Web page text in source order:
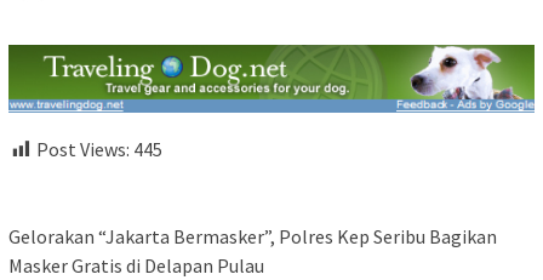
Post Views: 445
Gelorakan “Jakarta Bermasker”, Polres Kep Seribu Bagikan
Masker Gratis di Delapan Pulau